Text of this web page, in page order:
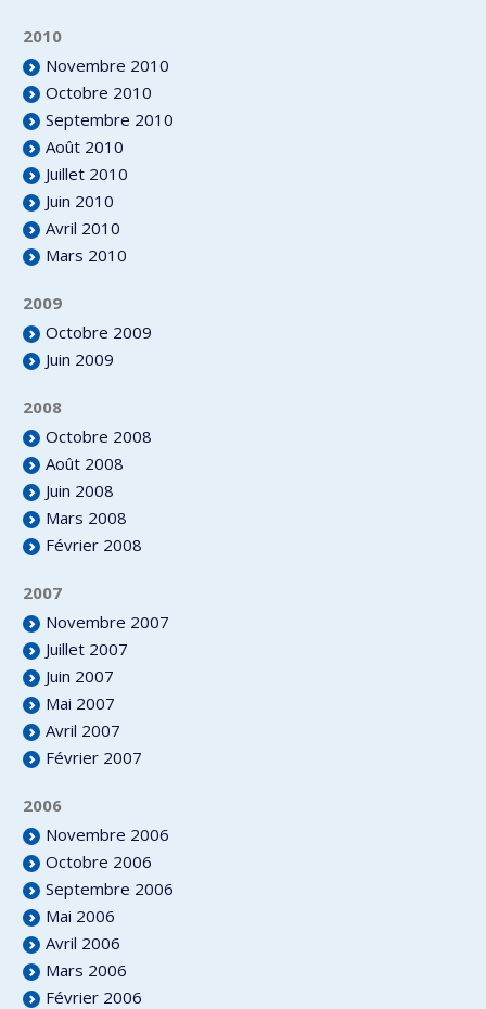
2010
Novembre 2010
Octobre 2010
Septembre 2010
Août 2010
Juillet 2010
Juin 2010
Avril 2010
Mars 2010
2009
Octobre 2009
Juin 2009
2008
Octobre 2008
Août 2008
Juin 2008
Mars 2008
Février 2008
2007
Novembre 2007
Juillet 2007
Juin 2007
Mai 2007
Avril 2007
Février 2007
2006
Novembre 2006
Octobre 2006
Septembre 2006
Mai 2006
Avril 2006
Mars 2006
Février 2006